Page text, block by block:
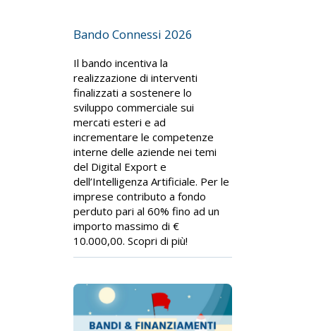
Bando Connessi 2026
Il bando incentiva la
realizzazione di interventi
finalizzati a sostenere lo
sviluppo commerciale sui
mercati esteri e ad
incrementare le competenze
interne delle aziende nei temi
del Digital Export e
dell’Intelligenza Artificiale. Per le
imprese contributo a fondo
perduto pari al 60% fino ad un
importo massimo di €
10.000,00. Scopri di più!